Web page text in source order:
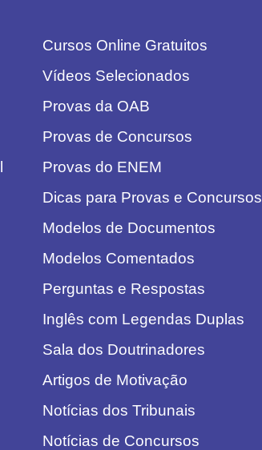
Cursos Online Gratuitos
Vídeos Selecionados
Provas da OAB
Provas de Concursos
Provas do ENEM
Dicas para Provas e Concursos
Modelos de Documentos
Modelos Comentados
Perguntas e Respostas
Inglês com Legendas Duplas
Sala dos Doutrinadores
Artigos de Motivação
Notícias dos Tribunais
Notícias de Concursos